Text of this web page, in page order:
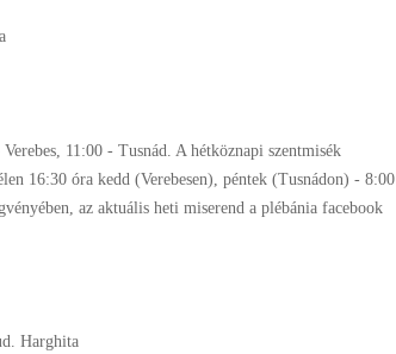
11:00 - Tusnád. A hétköznapi szentmisék
16:30 óra kedd (Verebesen), péntek (Tusnádon) - 8:00
az aktuális heti miserend a plébánia facebook
Harghita